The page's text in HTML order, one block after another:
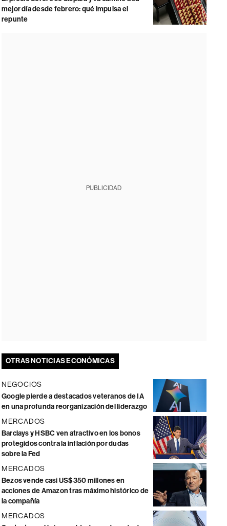
mejor día desde febrero: qué impulsa el
repunte
PUBLICIDAD
OTRAS NOTICIAS ECONÓMICAS
NEGOCIOS
Google pierde a destacados veteranos de IA
en una profunda reorganización del liderazgo
MERCADOS
Barclays y HSBC ven atractivo en los bonos
protegidos contra la inflación por dudas
sobre la Fed
MERCADOS
Bezos vende casi US$350 millones en
acciones de Amazon tras máximo histórico de
la compañía
MERCADOS